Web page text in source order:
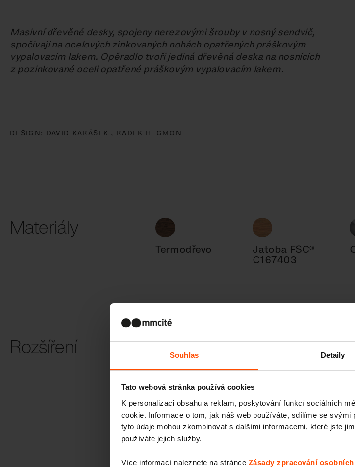
Souhlas Detaily
Tato webová stránka používá cookies
K personalizaci obsahu a reklam, poskytování funkcí sociálních
cookie. Informace o tom, jak náš web používáte, sdílíme se
tyto údaje mohou zkombinovat s dalšími informacemi, které jste
používáte jejich služby.
Více informací naleznete na stránce Zásady zpracování
Masivní dřevěné desky, spojeny nerezovými šrouby v nosný sendvič,
spočívají na ocelových zinkovaných nohách opatřených práškovým
vypalovacím lakem. Opěradlo tvoří jediná dřevěná deska na nosnících
z pozinkované oceli opatřené práškovým vypalovacím lakem.
DESIGN: DAVID KARÁSEK , RADEK HEGMON
Materiály
Termodřevo
Jatoba FSC®
C167403
Rozšíření
Inkluzivní design